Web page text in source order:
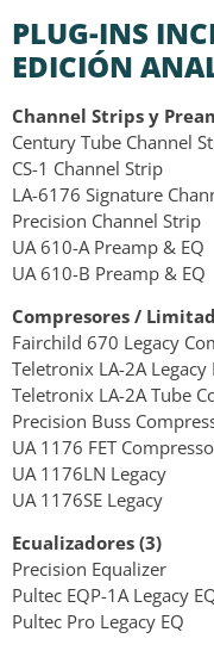
PLUG-INS
EDICIÓN
Channel Strips y
Century Tube Channel
CS-1 Channel Strip
LA-6176 Signature
Precision Channel Strip
UA 610-A Preamp & EQ
UA 610-B Preamp & EQ
Compresores /
Fairchild 670 Legacy
Teletronix LA-2A
Teletronix LA-2A Tube
Precision Buss
UA 1176 FET
UA 1176LN Legacy
UA 1176SE Legacy
Ecualizadores (3)
Precision Equalizer
Pultec EQP-1A Legacy
Pultec Pro Legacy EQ